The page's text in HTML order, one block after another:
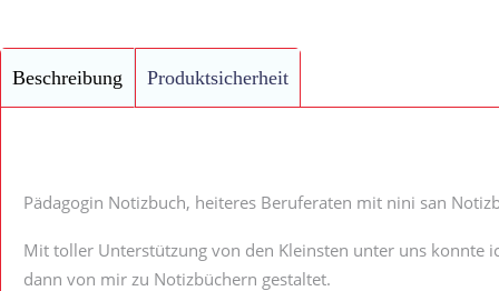
Beschreibung Produktsicherheit
Pädagogin Notizbuch, heiteres Beruferaten mit nini san
Mit toller Unterstützung von den Kleinsten unter uns konnte
dann von mir zu Notizbüchern gestaltet.